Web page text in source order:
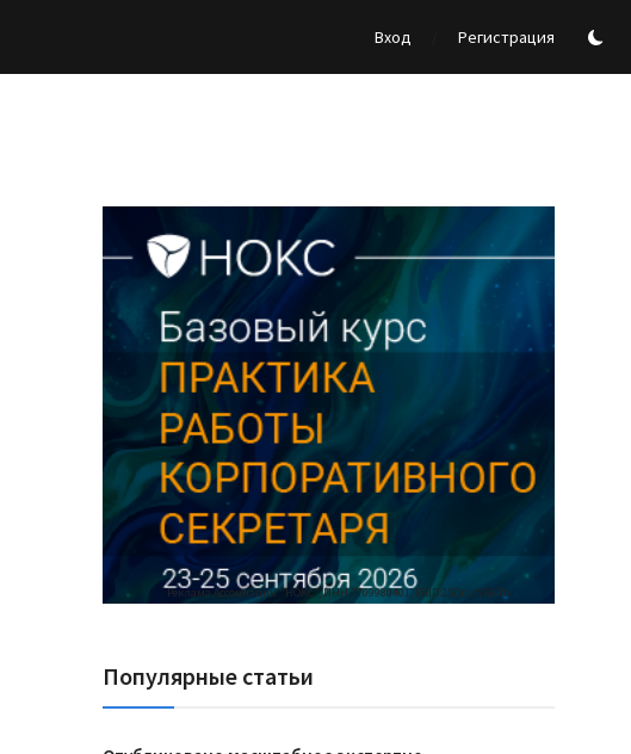
Вход Регистрация
Реклама Ассоциации "НОКС", ИНН 7709980401, ERID:2SDnjdY5NTb
Популярные статьи